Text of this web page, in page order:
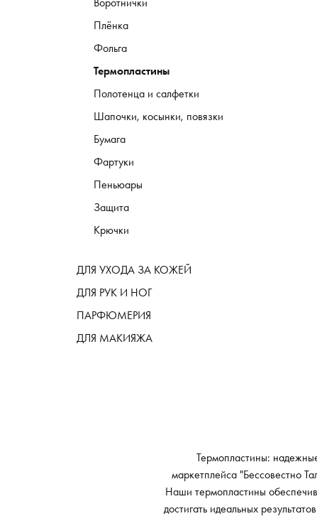
Плёнка
Фольга
Термопластины
Полотенца и салфетки
Шапочки, косынки, повязки
Бумага
Фартуки
Пеньюары
Защита
Крючки
ДЛЯ УХОДА ЗА КОЖЕЙ
ДЛЯ РУК И НОГ
ПАРФЮМЕРИЯ
ДЛЯ МАКИЯЖА
Термопластины:
маркетплейса "Бессовестно
Наши термопластины
достигать идеальных